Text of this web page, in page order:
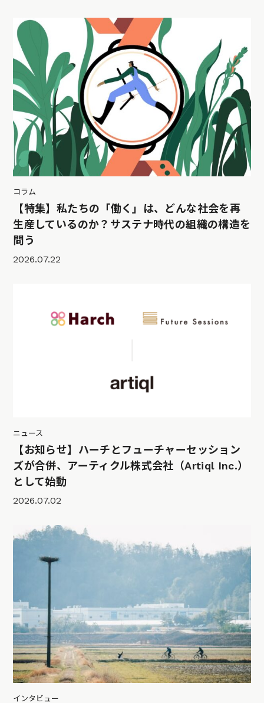
コラム
【特集】私たちの「働く」は、どんな社会を再
生産しているのか？サステナ時代の組織の構造を
問う
2026.07.22
ニュース
【お知らせ】ハーチとフューチャーセッション
ズが合併、アーティクル株式会社（Artiql Inc.）
として始動
2026.07.02
インタビュー